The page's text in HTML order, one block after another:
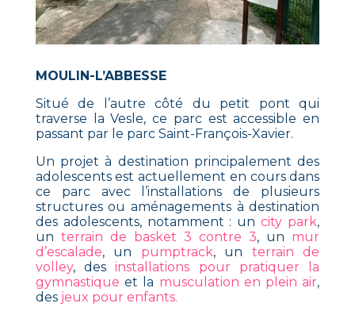
MOULIN-L’ABBESSE
Situé de l’autre côté du petit pont qui
traverse la Vesle, ce parc est accessible en
passant par le parc Saint-François-Xavier.
Un projet à destination principalement des
adolescents est actuellement en cours dans
ce parc avec l’installations de plusieurs
structures ou aménagements à destination
des adolescents, notamment : uncity park,
un terrain de basket 3 contre 3, un mur
d’escalade, un pumptrack, un terrain de
volley, desinstallations pour pratiquer la
gymnastique et la musculation en plein air,
des jeux pour enfants.